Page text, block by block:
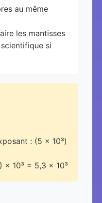
au même
les mantisses
si
: (5 × 10³)
10³ = 5,3 × 10³